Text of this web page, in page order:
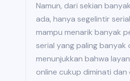
Namun, dari sekian
ada, hanya segelintir
mampu menarik banyak
serial yang paling
menunjukkan bahwa
online cukup diminati dan